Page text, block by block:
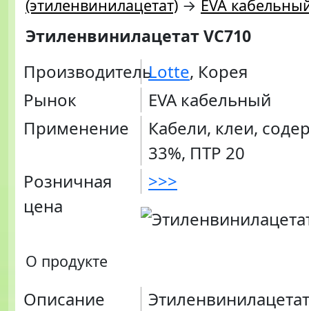
(этиленвинилацетат) → EVA
Этиленвинилацетат VC710
ПроизводительLotte, Корея
Рынок
EVA кабельный
Применение
Кабели, клеи,
33%, ПТР 20
Розничная
цена
>>>
О продукте
Описание